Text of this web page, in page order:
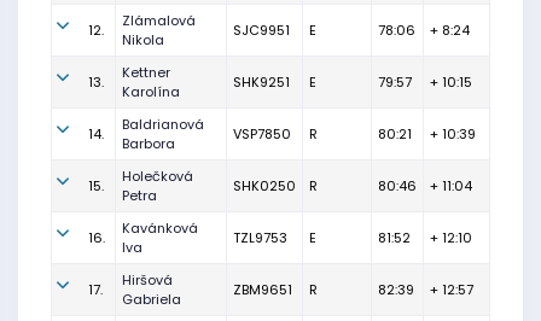
12.
Zlámalová
Nikola
SJC9951 E 78:06 + 8:24
13.
Kettner
Karolína
SHK9251 E 79:57 + 10:15
14.
Baldrianová
Barbora
VSP7850 R 80:21 + 10:39
15.
Holečková
Petra
SHK0250 R 80:46 + 11:04
16.
Kavánková
Iva
TZL9753 E 81:52 + 12:10
17.
Hiršová
Gabriela
ZBM9651 R 82:39 + 12:57